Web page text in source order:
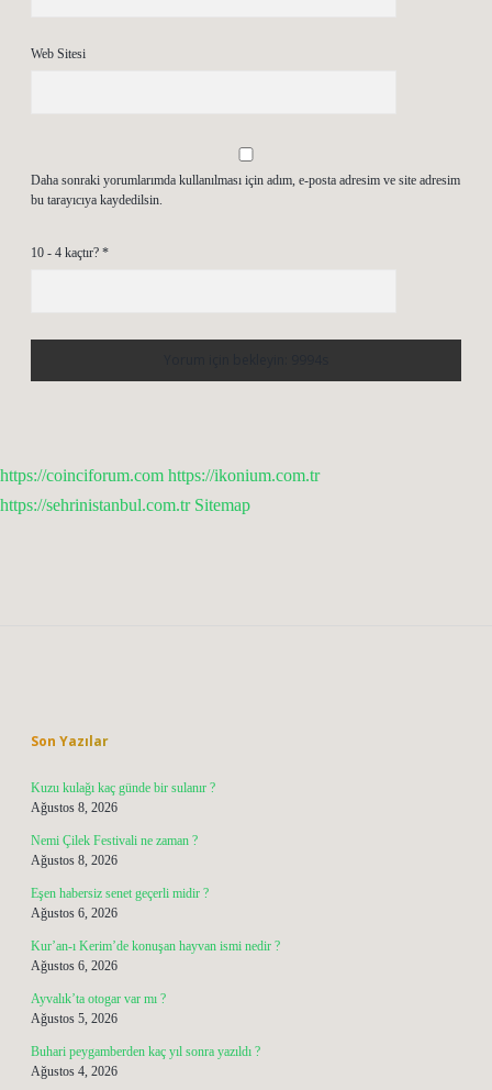
Web Sitesi
Daha sonraki yorumlarımda kullanılması için adım, e-posta adresim ve site adresim
bu tarayıcıya kaydedilsin.
10 - 4 kaçtır? *
https://coinciforum.com https://ikonium.com.tr
https://sehrinistanbul.com.tr Sitemap
Son Yazılar
Kuzu kulağı kaç günde bir sulanır ?
Ağustos 8, 2026
Nemi Çilek Festivali ne zaman ?
Ağustos 8, 2026
Eşen habersiz senet geçerli midir ?
Ağustos 6, 2026
Kur’an-ı Kerim’de konuşan hayvan ismi nedir ?
Ağustos 6, 2026
Ayvalık’ta otogar var mı ?
Ağustos 5, 2026
Buhari peygamberden kaç yıl sonra yazıldı ?
Ağustos 4, 2026